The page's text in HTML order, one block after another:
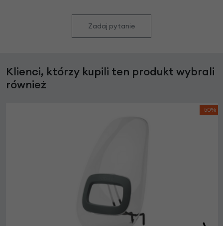
Zadaj pytanie
Klienci, którzy kupili ten produkt wybrali
również
-50%